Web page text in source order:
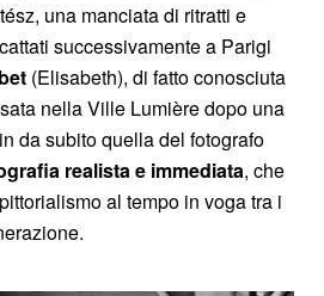
una manciata di ritratti e
successivamente a Parigi
(Elisabeth), di fatto conosciuta
nella Ville Lumière dopo una
da subito quella del fotografo
realista e immediata, che
al tempo in voga tra i